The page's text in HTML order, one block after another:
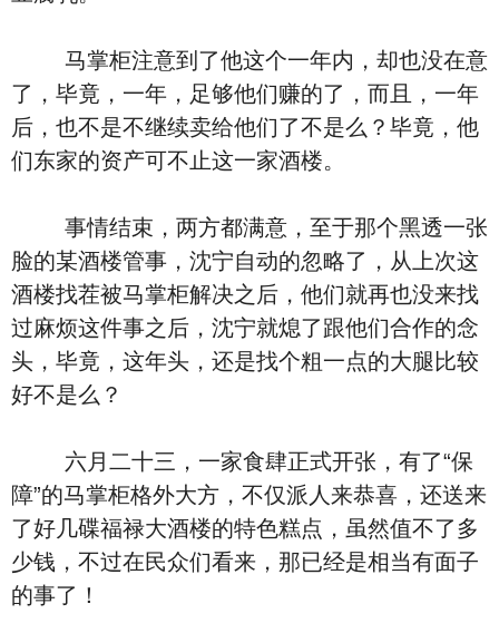
马掌柜注意到了他这个一年内，却也没在意
了，毕竟，一年，足够他们赚的了，而且，一年
后，也不是不继续卖给他们了不是么？毕竟，他
们东家的资产可不止这一家酒楼。
事情结束，两方都满意，至于那个黑透一张
脸的某酒楼管事，沈宁自动的忽略了，从上次这
酒楼找茬被马掌柜解决之后，他们就再也没来找
过麻烦这件事之后，沈宁就熄了跟他们合作的念
头，毕竟，这年头，还是找个粗一点的大腿比较
好不是么？
六月二十三，一家食肆正式开张，有了“保
障”的马掌柜格外大方，不仅派人来恭喜，还送来
了好几碟福禄大酒楼的特色糕点，虽然值不了多
少钱，不过在民众们看来，那已经是相当有面子
的事了！